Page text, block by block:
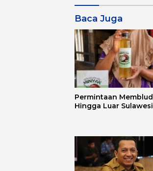
Baca Juga
Permintaan
Hingga Luar Sulawesi